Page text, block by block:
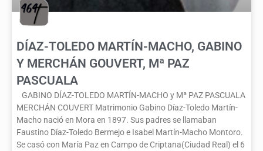
DÍAZ-TOLEDO MARTÍN-MACHO, GABINO
Y MERCHÁN GOUVERT, Mª PAZ
PASCUALA
GABINO DÍAZ-TOLEDO MARTÍN-MACHO y Mª PAZ PASCUALA
MERCHÁN COUVERT Matrimonio Gabino Díaz-Toledo Martín-
Macho nació en Mora en 1897. Sus padres se llamaban
Faustino Díaz-Toledo Bermejo e Isabel Martín-Macho Montoro.
Se casó con María Paz en Campo de Criptana(Ciudad Real) el 6